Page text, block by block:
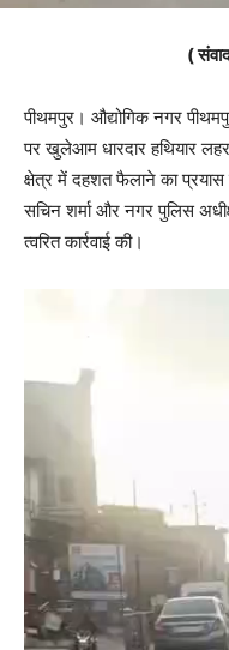
(
पीथमपुर। औद्योगिक नगर
पर खुलेआम धारदार हथियार
क्षेत्र में दहशत फैलाने का
सचिन शर्मा और नगर पुलिस
त्वरित कार्रवाई की।